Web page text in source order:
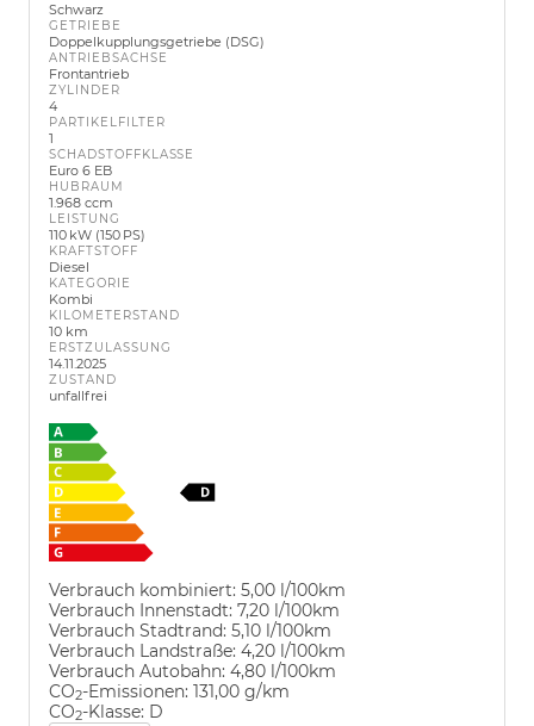
Schwarz
GETRIEBE
Doppelkupplungsgetriebe (DSG)
ANTRIEBSACHSE
Frontantrieb
ZYLINDER
4
PARTIKELFILTER
1
SCHADSTOFFKLASSE
Euro 6 EB
HUBRAUM
1.968 ccm
LEISTUNG
110 kW (150 PS)
KRAFTSTOFF
Diesel
KATEGORIE
Kombi
KILOMETERSTAND
10 km
ERSTZULASSUNG
14.11.2025
ZUSTAND
unfallfrei
Verbrauch kombiniert: 5,00 l/100km
Verbrauch Innenstadt: 7,20 l/100km
Verbrauch Stadtrand: 5,10 l/100km
Verbrauch Landstraße: 4,20 l/100km
Verbrauch Autobahn: 4,80 l/100km
CO2-Emissionen: 131,00 g/km
CO2-Klasse: D